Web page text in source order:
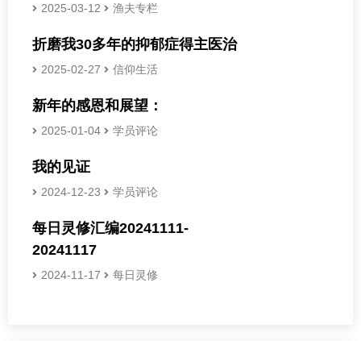
2025-03-12 渔夫专栏
折磨我30多年的抑郁症得主医治
2025-02-27 信仰生活
新年的感恩和展望：
2025-01-04 学员评论
我的见证
2024-12-23 学员评论
每日灵修汇编20241111-
20241117
2024-11-17 每日灵修